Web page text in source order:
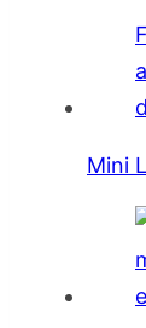
Mini